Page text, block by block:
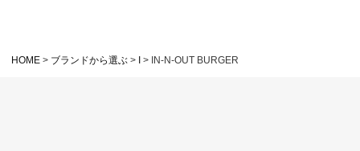
HOME ブランドから選ぶ I IN-N-OUT BURGER